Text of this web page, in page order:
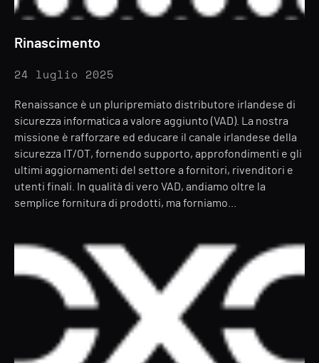
Rinascimento
24 luglio 2025
Renaissance è un pluripremiato distributore irlandese di
sicurezza informatica a valore aggiunto (VAD). La nostra
missione è rafforzare ed educare il canale irlandese della
sicurezza IT/OT, fornendo supporto, approfondimenti e gli
ultimi aggiornamenti del settore a fornitori, rivenditori e
utenti finali. In qualità di vero VAD, andiamo oltre la
semplice fornitura di prodotti, ma forniamo...